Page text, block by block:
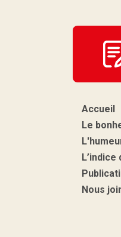
Accueil
Le
Nous